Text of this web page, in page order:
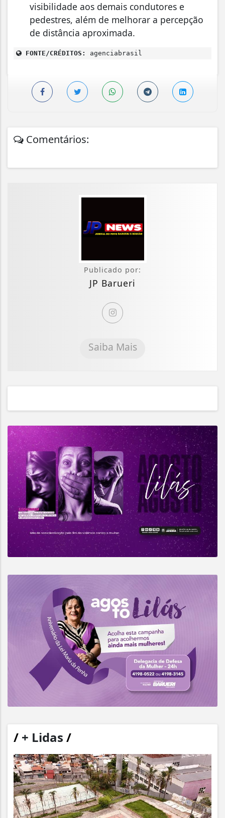
visibilidade aos demais condutores e
pedestres, além de melhorar a percepção
de distância aproximada.
FONTE/CRÉDITOS: agenciabrasil
Comentários:
Publicado por:
JP Barueri
Saiba Mais
/ + Lidas /